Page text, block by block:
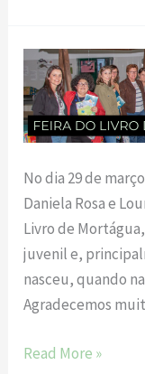
No dia 29 de
Daniela Rosa e
Livro de
juvenil e,
nasceu, quando
Agradecemos
Feira
do
Livro
em
Read More »